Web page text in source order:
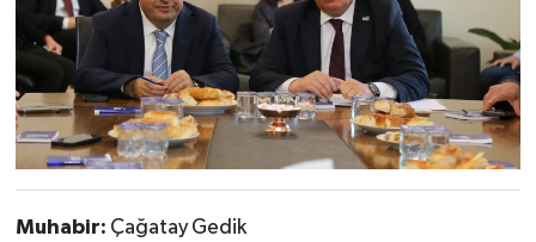
Muhabir: Çağatay Gedik